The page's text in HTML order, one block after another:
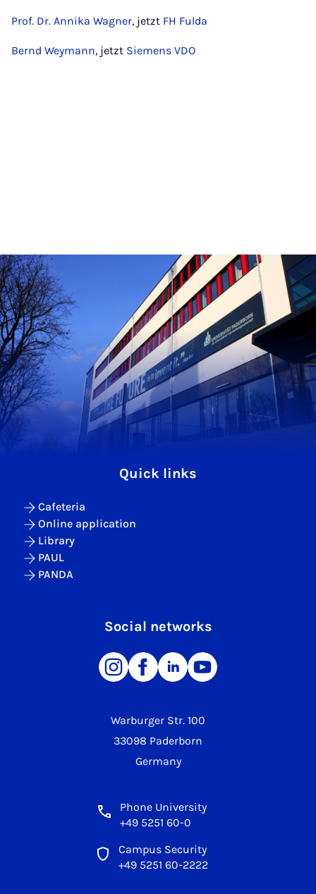
Prof. Dr. Annika Wagner, jetzt FH Fulda
Bernd Weymann, jetzt Siemens VDO
Warburger Str. 100
33098 Paderborn
Germany
Phone University
+49 5251 60-0
Campus Security
+49 5251 60-2222
Quick links
Cafeteria
Online application
Library
PAUL
PANDA
Social networks